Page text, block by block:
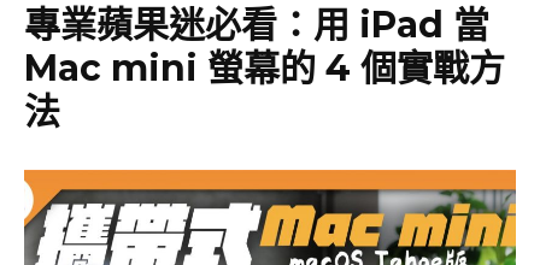
專業蘋果迷必看：用 iPad 當
Mac mini 螢幕的 4 個實戰方
法